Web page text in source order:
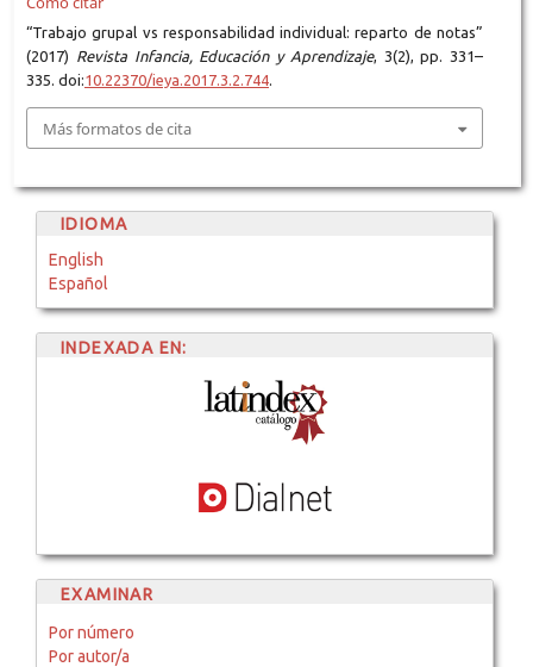
“Trabajo grupal vs responsabilidad individual: reparto de notas”
(2017) Revista Infancia, Educación y Aprendizaje, 3(2), pp. 331–
335. doi:10.22370/ieya.2017.3.2.744.
Más formatos de cita
IDIOMA
English
Español
INDEXADA EN:
EXAMINAR
Por número
Por autor/a